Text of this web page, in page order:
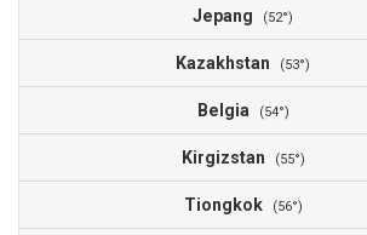
Jepang (52°)
Kazakhstan (53°)
Belgia (54°)
Kirgizstan (55°)
Tiongkok (56°)